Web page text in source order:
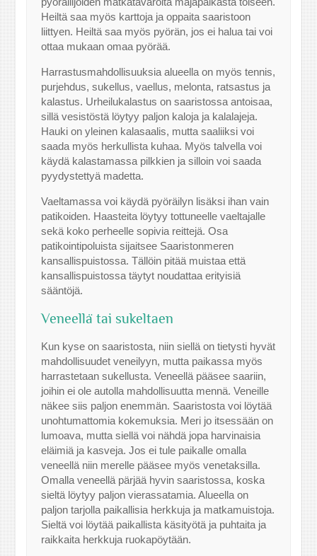
Heiltä saa myös karttoja ja oppaita saaristoon
liittyen. Heiltä saa myös pyörän, jos ei halua tai voi
ottaa mukaan omaa pyörää.
Harrastusmahdollisuuksia alueella on myös tennis,
purjehdus, sukellus, vaellus, melonta, ratsastus ja
kalastus. Urheilukalastus on saaristossa antoisaa,
sillä vesistöstä löytyy paljon kaloja ja kalalajeja.
Hauki on yleinen kalasaalis, mutta saaliiksi voi
saada myös herkullista kuhaa. Myös talvella voi
käydä kalastamassa pilkkien ja silloin voi saada
pyydystettyä madetta.
Vaeltamassa voi käydä pyöräilyn lisäksi ihan vain
patikoiden. Haasteita löytyy tottuneelle vaeltajalle
sekä koko perheelle sopivia reittejä. Osa
patikointipoluista sijaitsee Saaristonmeren
kansallispuistossa. Tällöin pitää muistaa että
kansallispuistossa täytyt noudattaa erityisiä
sääntöjä.
Veneellä tai sukeltaen
Kun kyse on saaristosta, niin siellä on tietysti hyvät
mahdollisuudet veneilyyn, mutta paikassa myös
harrastetaan sukellusta. Veneellä pääsee saariin,
joihin ei ole autolla mahdollisuutta mennä. Veneille
näkee siis paljon enemmän. Saaristosta voi löytää
unohtumattomia kokemuksia. Meri jo itsessään on
lumoava, mutta siellä voi nähdä jopa harvinaisia
eläimiä ja kasveja. Jos ei tule paikalle omalla
veneellä niin merelle pääsee myös venetaksilla.
Omalla veneellä pärjää hyvin saaristossa, koska
sieltä löytyy paljon vierassatamia. Alueella on
paljon tarjolla paikallisia herkkuja ja matkamuistoja.
Sieltä voi löytää paikallista käsityötä ja puhtaita ja
raikkaita herkkuja ruokapöytään.